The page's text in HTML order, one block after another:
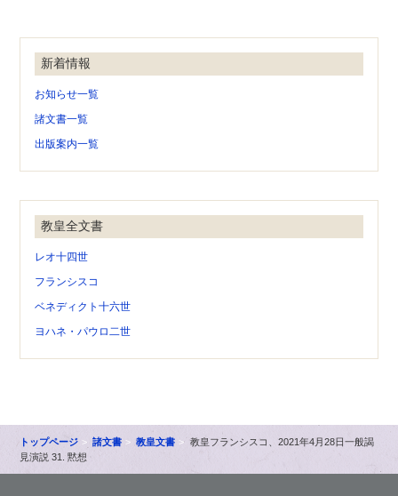
新着情報
お知らせ一覧
諸文書一覧
出版案内一覧
教皇全文書
レオ十四世
フランシスコ
ベネディクト十六世
ヨハネ・パウロ二世
トップページ 諸文書 教皇文書
教皇フランシスコ、2021年4月28日一般謁
見演説 31. 黙想